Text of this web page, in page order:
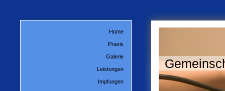
Home
Praxis
Galerie
Leistungen
Impfungen